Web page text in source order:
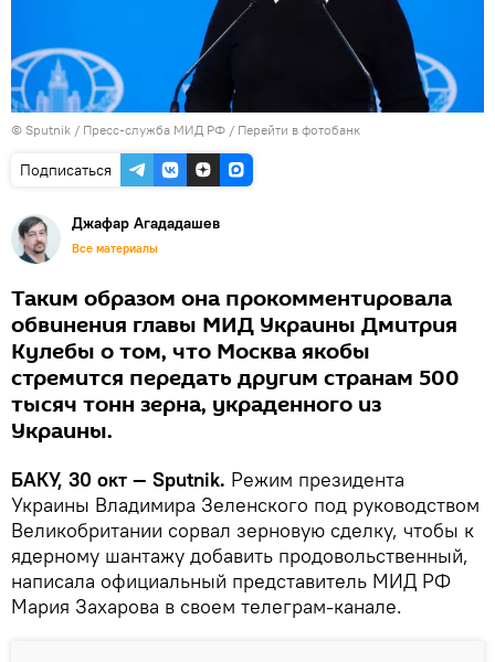
© Sputnik / Пресс-служба МИД РФ / Перейти в фотобанк
Подписаться
Джафар Агададашев
Все материалы
Таким образом она прокомментировала
обвинения главы МИД Украины Дмитрия
Кулебы о том, что Москва якобы
стремится передать другим странам 500
тысяч тонн зерна, украденного из
Украины.
БАКУ, 30 окт — Sputnik. Режим президента
Украины Владимира Зеленского под руководством
Великобритании сорвал зерновую сделку, чтобы к
ядерному шантажу добавить продовольственный,
написала официальный представитель МИД РФ
Мария Захарова в своем телеграм-канале.